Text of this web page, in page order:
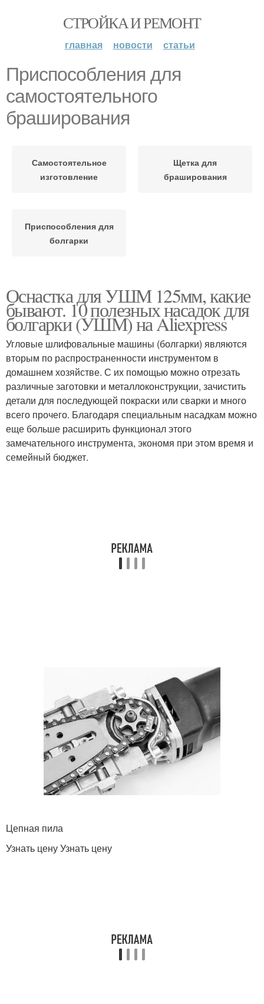
СТРОЙКА И РЕМОНТ
главная новости статьи
Приспособления для
самостоятельного
браширования
Самостоятельное
изготовление
Щетка для
браширования
Приспособления для
болгарки
Оснастка для УШМ 125мм, какие
бывают. 10 полезных насадок для
болгарки (УШМ) на Aliexpress
Угловые шлифовальные машины (болгарки) являются
вторым по распространенности инструментом в
домашнем хозяйстве. С их помощью можно отрезать
различные заготовки и металлоконструкции, зачистить
детали для последующей покраски или сварки и много
всего прочего. Благодаря специальным насадкам можно
еще больше расширить функционал этого
замечательного инструмента, экономя при этом время и
семейный бюджет.
Цепная пила
Узнать цену Узнать цену